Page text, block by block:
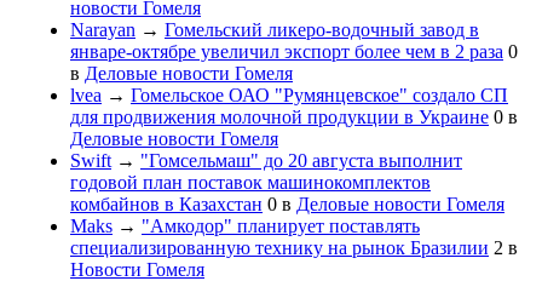
новости Гомеля
Narayan → Гомельский ликеро-водочный завод в
январе-октябре увеличил экспорт более чем в 2 раза 0
в Деловые новости Гомеля
lvea → Гомельское ОАО "Румянцевское" создало СП
для продвижения молочной продукции в Украине 0 в
Деловые новости Гомеля
Swift → "Гомсельмаш" до 20 августа выполнит
годовой план поставок машинокомплектов
комбайнов в Казахстан 0 в Деловые новости Гомеля
Maks → "Амкодор" планирует поставлять
специализированную технику на рынок Бразилии 2 в
Новости Гомеля